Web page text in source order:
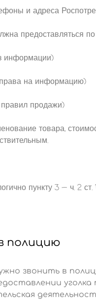
и адреса
предоставляться
информации)
на информацию)
продажи)
товара,
пункту 3 — ч. 2
полицию
звонить в